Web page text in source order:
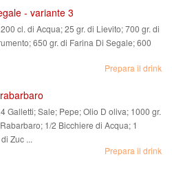
- variante 3
200 cl. di Acqua; 25 gr. di Lievito; 700 gr. di
650 gr. di Farina Di Segale; 600
Prepara il drink
4 Galletti; Sale; Pepe; Olio D oliva; 1000 gr.
1/2 Bicchiere di Acqua; 1
Zuc ...
Prepara il drink